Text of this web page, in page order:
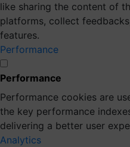
like sharing the content of
platforms, collect
features.
Performance
Performance
Performance cookies are
the key performance
delivering a better user
Analytics